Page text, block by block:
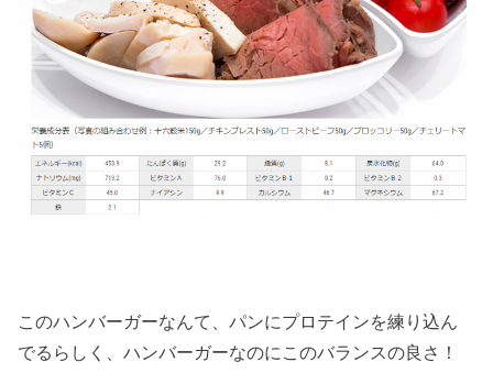
このハンバーガーなんて、パンにプロテインを練り込ん
でるらしく、ハンバーガーなのにこのバランスの良さ！